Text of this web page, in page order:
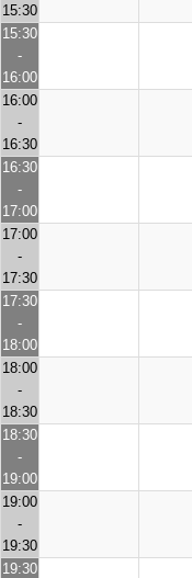
15:30
15:30
-
16:00
16:00
-
16:30
16:30
-
17:00
17:00
-
17:30
17:30
-
18:00
18:00
-
18:30
18:30
-
19:00
19:00
-
19:30
19:30